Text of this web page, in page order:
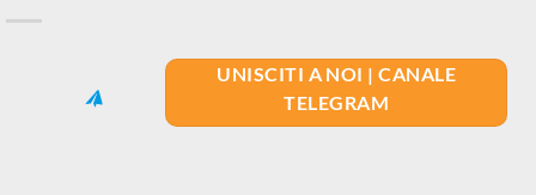
UNISCITI A NOI | CANALE
TELEGRAM